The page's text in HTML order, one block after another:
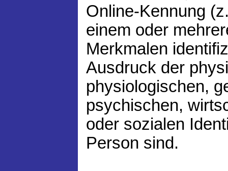
Online-Kennung
einem oder
Merkmalen
Ausdruck der
physiologischen,
psychischen,
oder sozialen
Person sind.